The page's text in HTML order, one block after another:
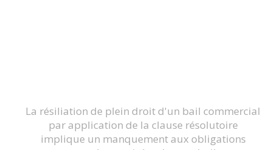
La résiliation de plein droit d'un bail commercial
par application de la clause résolutoire
implique un manquement aux obligations